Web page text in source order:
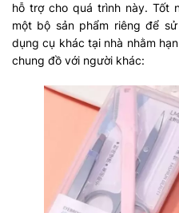
hỗ trợ cho quá trình này. Tốt
một bộ sản phẩm riêng để
dụng cụ khác tại nhà nhằm
chung đồ với người khác: